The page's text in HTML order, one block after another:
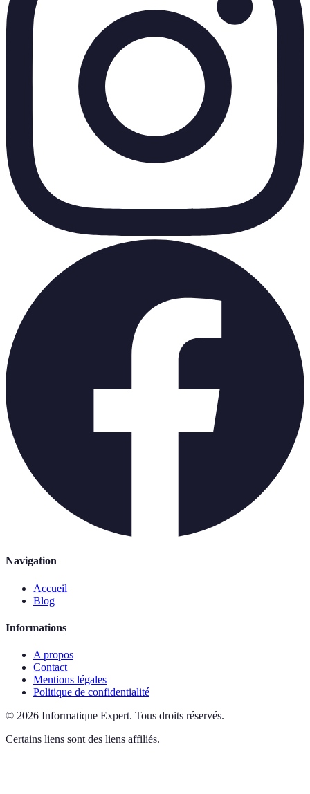
Navigation
Accueil
Blog
Informations
A propos
Contact
Mentions légales
Politique de confidentialité
© 2026 Informatique Expert. Tous droits réservés.
Certains liens sont des liens affiliés.